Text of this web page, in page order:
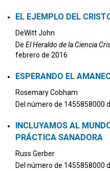
EL EJEMPLO DEL
DeWitt John
De El Heraldo de la Ciencia
febrero de 2016
ESPERANDO EL
Rosemary Cobham
Del número de 1455858000
INCLUYAMOS AL
PRÁCTICA SANADORA
Russ Gerber
Del número de 1455858000